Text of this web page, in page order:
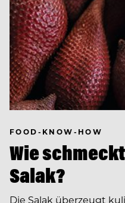
FOOD-KNOW-HOW
Wie
Salak?
Die Salak überzeugt